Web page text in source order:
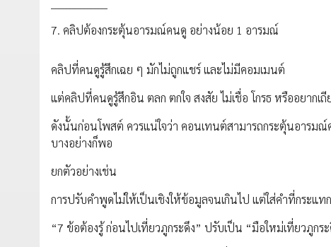
7. คลิปต้องกระตุ้นอารมณ์คนดู อย่างน้อย 1 อารมณ์
คลิปที่คนดูรู้สึกเฉย ๆ มักไม่ถูกแชร์ และไม่มีคอมเมนต์
แต่คลิปที่คนดูรู้สึกอิน ตลก ตกใจ สงสัย ไม่เชื่อ โกรธ หรืออยากเถี
ดังนั้นก่อนโพสต์ ควรแน่ใจว่า คอนเทนต์สามารถกระตุ้นอารม
บางอย่างก็พอ
ยกตัวอย่างเช่น
การปรับคำพูดไม่ให้เป็นเชิงให้ข้อมูลจนเกินไป แต่ใส่คำที่กระแ
“7 ข้อต้องรู้ ก่อนไปเที่ยวภูกระดึง” ปรับเป็น “มือใหม่เที่ยวภูก